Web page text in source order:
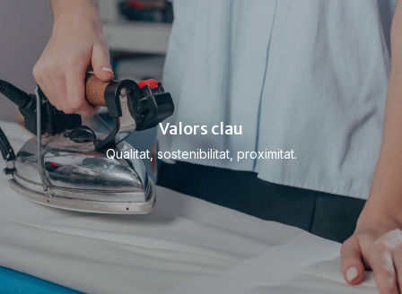
Valors clau
Qualitat, sostenibilitat, proximitat.
Saber més